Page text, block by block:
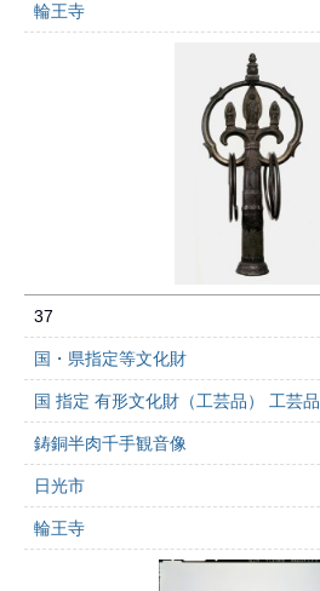
輪王寺
37
国・県指定等文化財
国 指定 有形文化財（工芸品） 工芸品
鋳銅半肉千手観音像
日光市
輪王寺